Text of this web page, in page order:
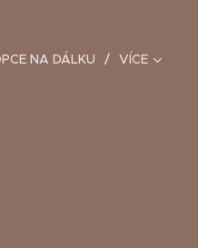
NA DÁLKU VÍCE